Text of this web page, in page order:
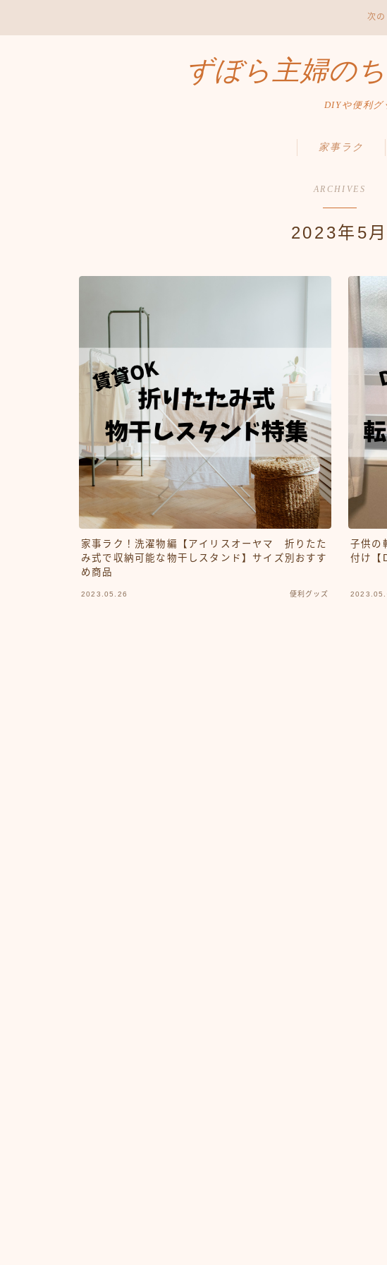
次の
ずぼら主婦の
DIYや便利グ
家事ラク
ARCHIVES
2023年5月
家事ラク！洗濯物編【アイリスオーヤマ 折りたた
み式で収納可能な物干しスタンド】サイズ別おすす
め商品
2023.05.26 便利グッズ
子供の
付け【